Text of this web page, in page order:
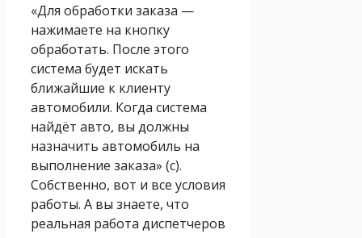
«Для обработки заказа —
нажимаете на кнопку
обработать. После этого
система будет искать
ближайшие к клиенту
автомобили. Когда система
найдёт авто, вы должны
назначить автомобиль на
выполнение заказа» (с).
Собственно, вот и все условия
работы. А вы знаете, что
реальная работа диспетчеров